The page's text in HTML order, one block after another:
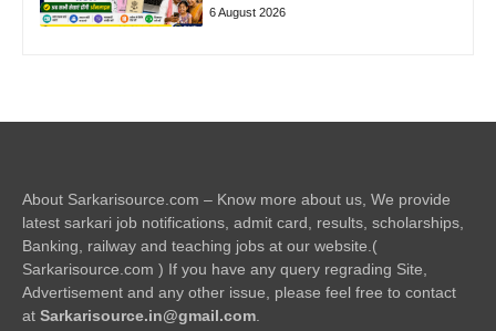
6 August 2026
About Sarkarisource.com – Know more about us, We provide
latest sarkari job notifications, admit card, results, scholarships,
Banking, railway and teaching jobs at our website.(
Sarkarisource.com ) If you have any query regrading Site,
Advertisement and any other issue, please feel free to contact
at Sarkarisource.in@gmail.com